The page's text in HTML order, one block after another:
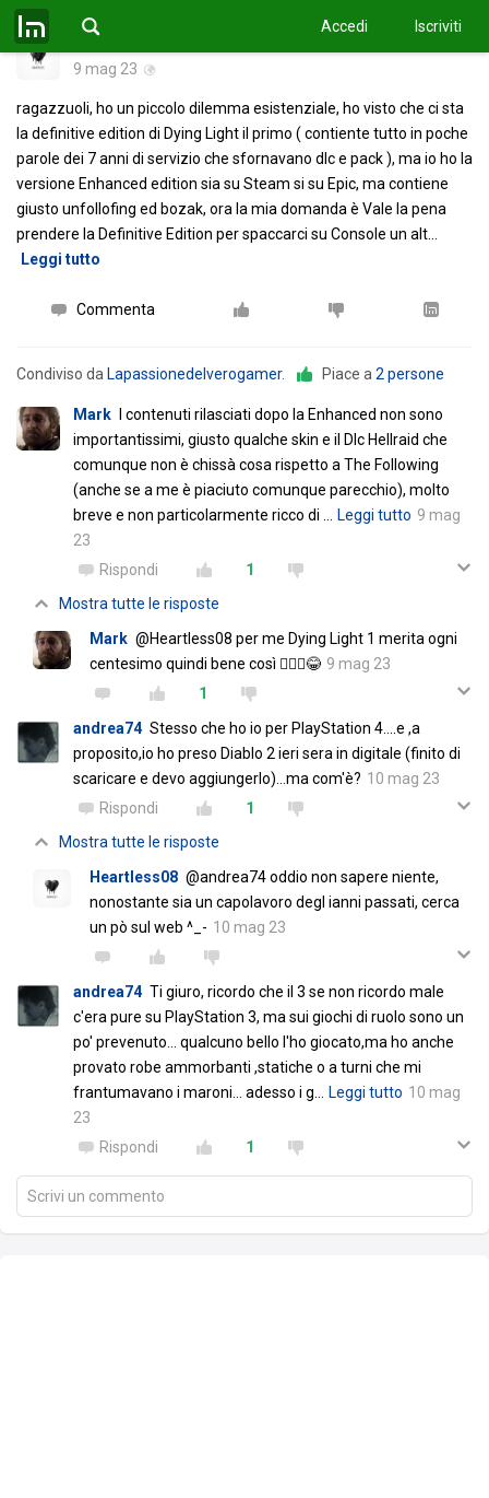
Accedi Iscriviti
9 mag 23
ragazzuoli, ho un piccolo dilemma esistenziale, ho visto che ci sta
la definitive edition di Dying Light il primo ( contiente tutto in poche
parole dei 7 anni di servizio che sfornavano dlc e pack ), ma io ho la
versione Enhanced edition sia su Steam si su Epic, ma contiene
giusto unfollofing ed bozak, ora la mia domanda è Vale la pena
prendere la Definitive Edition per spaccarci su Console un alt
Leggi tutto
Commenta
Condiviso da Lapassionedelverogamer. Piace a 2 persone
Mark
I contenuti rilasciati dopo la Enhanced non sono
importantissimi, giusto qualche skin e il Dlc Hellraid che
comunque non è chissà cosa rispetto a The Following
(anche se a me è piaciuto comunque parecchio), molto
breve e non particolarmente ricco di
Leggi tutto 9 mag
23
Rispondi
1
Mostra tutte le risposte
Mark @Heartless08 per me Dying Light 1 merita ogni
centesimo quindi bene così 🤷🏻‍♂️😂 9 mag 23
1
andrea74 Stesso che ho io per PlayStation 4....e ,a
proposito,io ho preso Diablo 2 ieri sera in digitale (finito di
scaricare e devo aggiungerlo)...ma com'è? 10 mag 23
Rispondi
1
Mostra tutte le risposte
Heartless08 @andrea74 oddio non sapere niente,
nonostante sia un capolavoro degl ianni passati, cerca
un pò sul web ^_- 10 mag 23
andrea74 Ti giuro, ricordo che il 3 se non ricordo male
c'era pure su PlayStation 3, ma sui giochi di ruolo sono un
po' prevenuto... qualcuno bello l'ho giocato,ma ho anche
provato robe ammorbanti ,statiche o a turni che mi
frantumavano i maroni... adesso i g
Leggi tutto 10 mag
23
Rispondi
1
Scrivi un commento